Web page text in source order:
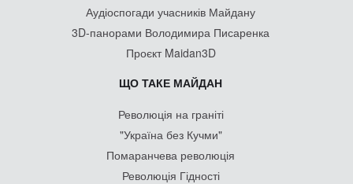
Аудіоспогади учасників Майдану
3D-панорами Володимира Писаренка
Проєкт Maidan3D
ЩО ТАКЕ МАЙДАН
Революція на граніті
"Україна без Кучми"
Помаранчева революція
Революція Гідності